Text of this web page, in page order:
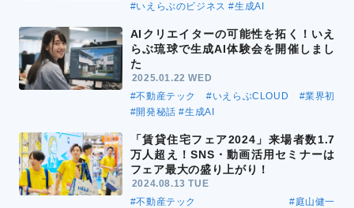
#いえらぶのビジネス #生成AI
AIクリエイターの可能性を拓く！いえ
らぶ琉球で生成AI体験会を開催しまし
た
2025.01.22 WED
#不動産テック
#いえらぶCLOUD
#業界初
#開発秘話 #生成AI
「賃貸住宅フェア2024」来場者数1.7
万人超え！SNS・動画活用セミナーは
フェア最大の盛り上がり！
2024.08.13 TUE
#不動産テック
#庭山健一